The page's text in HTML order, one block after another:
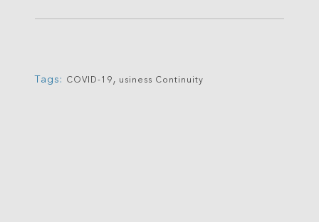
Tags: COVID-19, usiness Continuity